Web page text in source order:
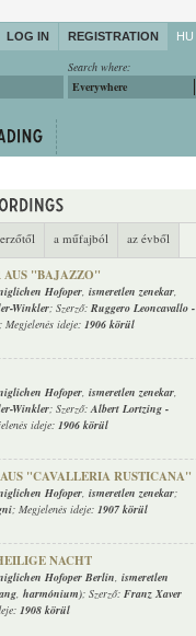
LOG IN REGISTRATION HU
Search where:
Everywhere
a műfajból az évből
"BAJAZZO"
Hofoper, ismeretlen zenekar,
Winkler; Szerző: Ruggero Leoncavallo -
; Megjelenés ideje: 1906 körül
Hofoper, ismeretlen zenekar,
Winkler; Szerző:Albert Lortzing -
ideje: 1906 körül
"CAVALLERIA RUSTICANA"
Hofoper, ismeretlen zenekar;
; Megjelenés ideje: 1907 körül
NACHT
Hofoper Berlin, ismeretlen
, harmónium); Szerző: Franz Xaver
1908 körül